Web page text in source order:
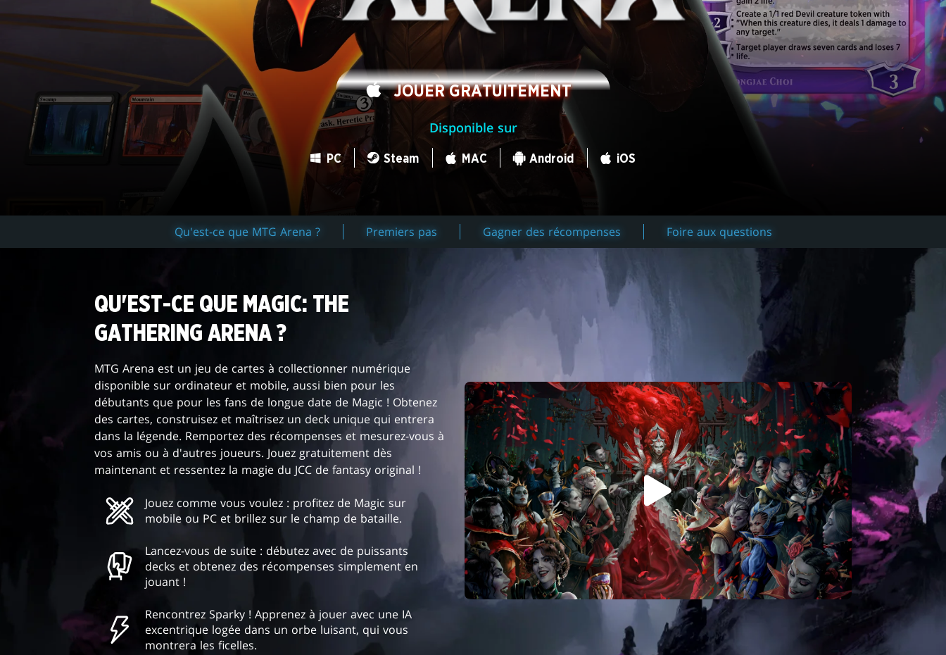
JOUER GRATUITEMENT
Disponible sur
PC Steam MAC Android iOS
Qu'est-ce que MTG Arena ? Premiers pas Gagner des récompenses Foire aux questions
QU'EST-CE QUE MAGIC: THE
GATHERING ARENA ?
MTG Arena est un jeu de cartes à collectionner numérique
disponible sur ordinateur et mobile, aussi bien pour les
débutants que pour les fans de longue date de Magic ! Obtenez
des cartes, construisez et maîtrisez un deck unique qui entrera
dans la légende. Remportez des récompenses et mesurez-vous à
vos amis ou à d'autres joueurs. Jouez gratuitement dès
maintenant et ressentez la magie du JCC de fantasy original !
Jouez comme vous voulez : profitez de Magic sur
mobile ou PC et brillez sur le champ de bataille.
Lancez-vous de suite : débutez avec de puissants
decks et obtenez des récompenses simplement en
jouant !
Rencontrez Sparky ! Apprenez à jouer avec une IA
excentrique logée dans un orbe luisant, qui vous
montrera les ficelles.